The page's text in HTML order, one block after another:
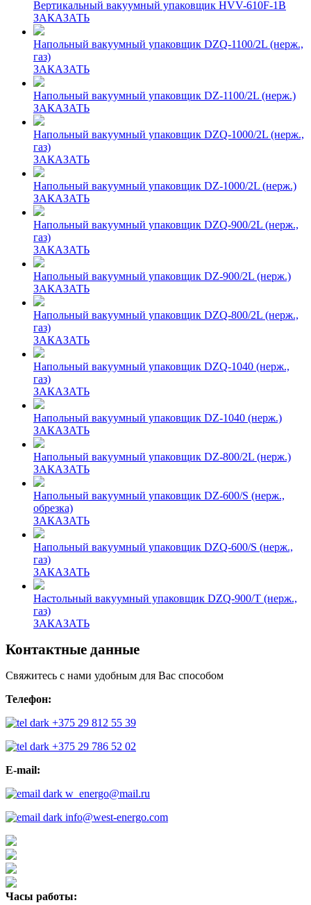
Вертикальный вакуумный упаковщик HVV-610F-1B
ЗАКАЗАТЬ
Напольный вакуумный упаковщик DZQ-1100/2L (нерж.,
газ)
ЗАКАЗАТЬ
Напольный вакуумный упаковщик DZ-1100/2L (нерж.)
ЗАКАЗАТЬ
Напольный вакуумный упаковщик DZQ-1000/2L (нерж.,
газ)
ЗАКАЗАТЬ
Напольный вакуумный упаковщик DZ-1000/2L (нерж.)
ЗАКАЗАТЬ
Напольный вакуумный упаковщик DZQ-900/2L (нерж.,
газ)
ЗАКАЗАТЬ
Напольный вакуумный упаковщик DZ-900/2L (нерж.)
ЗАКАЗАТЬ
Напольный вакуумный упаковщик DZQ-800/2L (нерж.,
газ)
ЗАКАЗАТЬ
Напольный вакуумный упаковщик DZQ-1040 (нерж.,
газ)
ЗАКАЗАТЬ
Напольный вакуумный упаковщик DZ-1040 (нерж.)
ЗАКАЗАТЬ
Напольный вакуумный упаковщик DZ-800/2L (нерж.)
ЗАКАЗАТЬ
Напольный вакуумный упаковщик DZ-600/S (нерж.,
обрезка)
ЗАКАЗАТЬ
Напольный вакуумный упаковщик DZQ-600/S (нерж.,
газ)
ЗАКАЗАТЬ
Настольный вакуумный упаковщик DZQ-900/T (нерж.,
газ)
ЗАКАЗАТЬ
Контактные данные
Свяжитесь с нами удобным для Вас способом
Телефон:
+375 29 812 55 39
+375 29 786 52 02
E-mail:
w_energo@mail.ru
info@west-energo.com
Часы работы: